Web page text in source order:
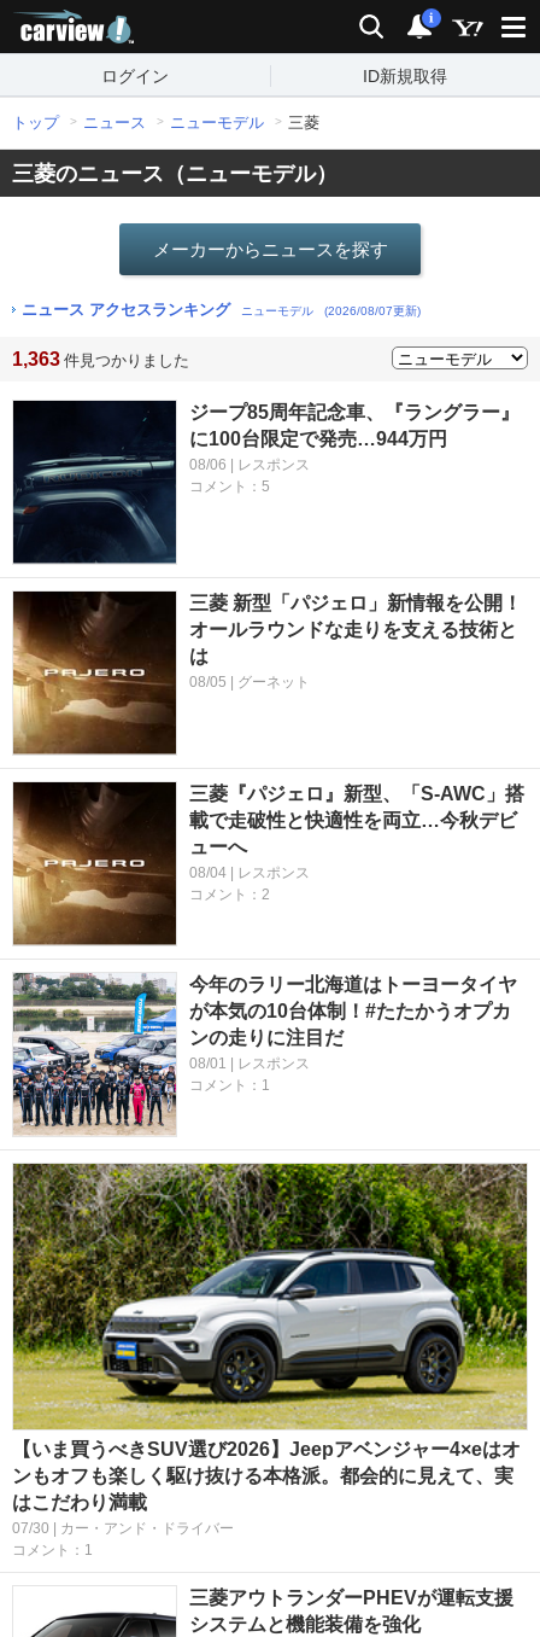
検索 通知
i
ログイン ID新規取得
トップ ニュース ニューモデル 三菱
三菱のニュース（ニューモデル）
メーカーからニュースを探す
ニュース アクセスランキング ニューモデル (2026/08/07更新)
1,363 件見つかりました
ジープ85周年記念車、『ラングラー』
に100台限定で発売…944万円
08/06 | レスポンス
コメント：5
三菱 新型「パジェロ」新情報を公開！
オールラウンドな走りを支える技術と
は
08/05 | グーネット
三菱『パジェロ』新型、「S-AWC」搭
載で走破性と快適性を両立…今秋デビ
ューへ
08/04 | レスポンス
コメント：2
今年のラリー北海道はトーヨータイヤ
が本気の10台体制！#たたかうオプカ
ンの走りに注目だ
08/01 | レスポンス
コメント：1
【いま買うべきSUV選び2026】Jeepアベンジャー4×eはオ
ンもオフも楽しく駆け抜ける本格派。都会的に見えて、実
はこだわり満載
07/30 | カー・アンド・ドライバー
コメント：1
三菱アウトランダーPHEVが運転支援
システムと機能装備を強化